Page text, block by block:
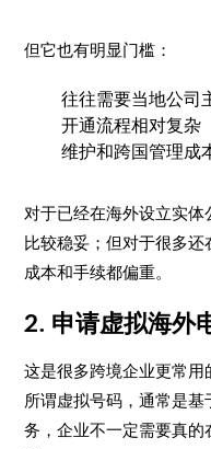
但它也有明显门槛：
往往需要当地公司
开通流程相对复杂
维护和跨国管理成
对于已经在海外设立实
比较稳妥；但对于很多还
成本和手续都偏重。
2. 申请虚拟海外
这是很多跨境企业更常用
所谓虚拟号码，通常是
务，企业不一定需要真